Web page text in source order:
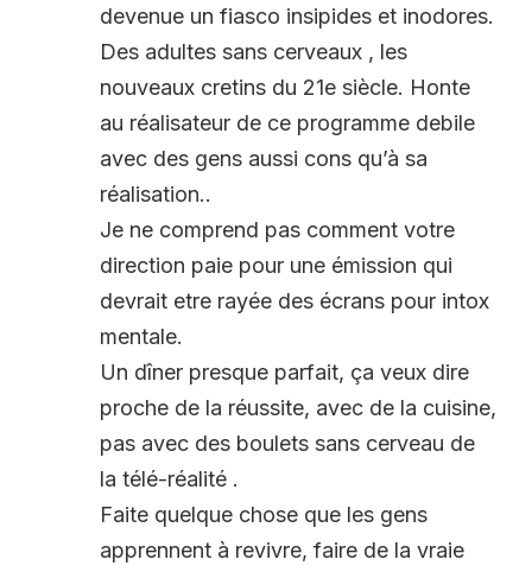
devenue un fiasco insipides et inodores.
Des adultes sans cerveaux , les
nouveaux cretins du 21e siècle. Honte
au réalisateur de ce programme debile
avec des gens aussi cons qu’à sa
réalisation..
Je ne comprend pas comment votre
direction paie pour une émission qui
devrait etre rayée des écrans pour intox
mentale.
Un dîner presque parfait, ça veux dire
proche de la réussite, avec de la cuisine,
pas avec des boulets sans cerveau de
la télé-réalité .
Faite quelque chose que les gens
apprennent à revivre, faire de la vraie